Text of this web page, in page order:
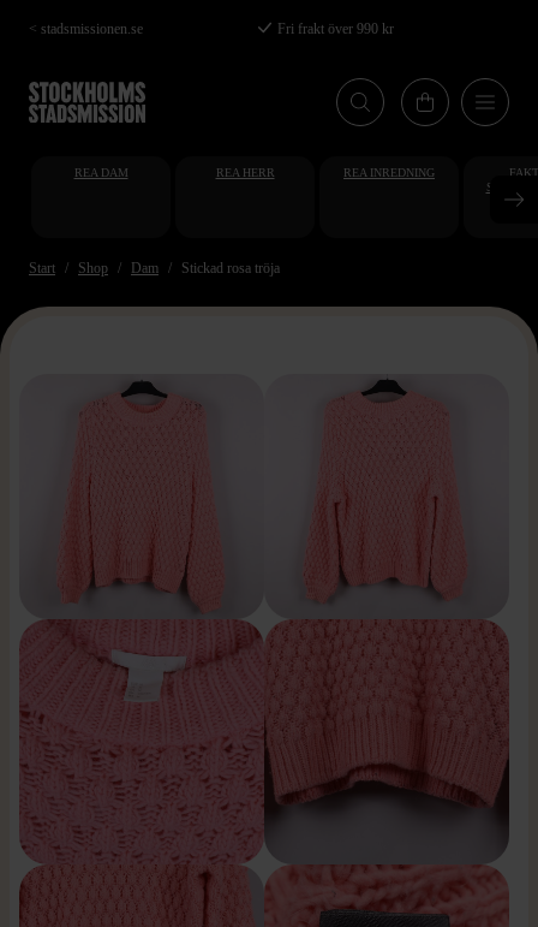
Hoppa
till
huvudinnehåll
< stadsmissionen.se Fri frakt över 990 kr
REA DAM REA HERR REA INREDNING
Start Shop Dam Stickad rosa tröja